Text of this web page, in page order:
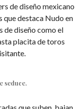
de diseño mexicano
que destaca Nudo en
de diseño como el
placita de toros
seduce.